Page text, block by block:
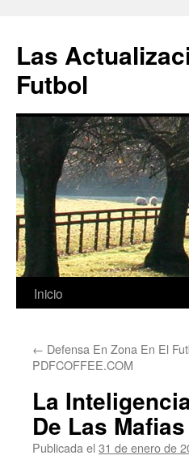
Las
Futbol
Saltar
contenido
Inicio
← Defensa En Zona En El
PDFCOFFEE.COM
La
De Las
Publicada el 31 de enero de